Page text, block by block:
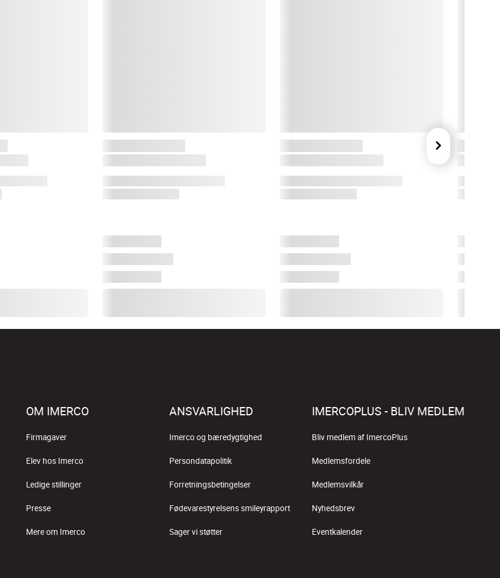
OM IMERCO
Firmagaver
Elev hos Imerco
Ledige stillinger
Presse
Mere om Imerco
ANSVARLIGHED
Imerco og bæredygtighed
Persondatapolitik
Forretningsbetingelser
Fødevarestyrelsens smileyrapport
Sager vi støtter
IMERCOPLUS - BLIV MEDLEM
Bliv medlem af ImercoPlus
Medlemsfordele
Medlemsvilkår
Nyhedsbrev
Eventkalender